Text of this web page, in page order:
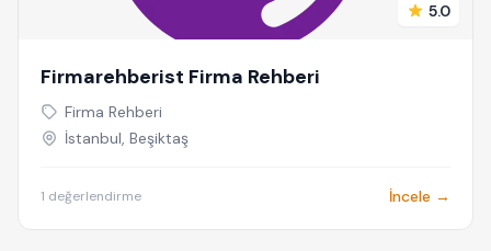
5.0
Firmarehberist Firma Rehberi
Firma Rehberi
İstanbul, Beşiktaş
1 değerlendirme İncele →